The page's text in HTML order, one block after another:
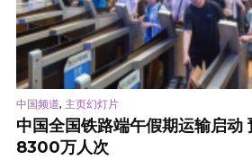
中国频道, 主页幻灯片
中国全国铁路端午假期运输启动
8300万人次